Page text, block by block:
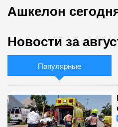
Ашкелон
Новости за
Популярные